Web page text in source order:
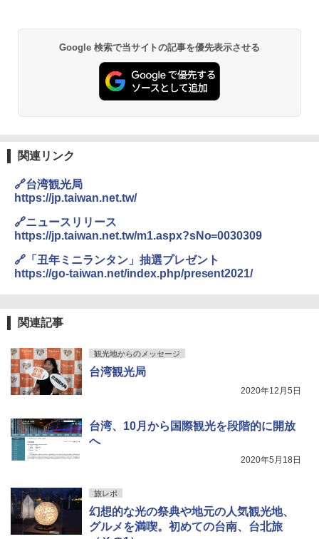
Google 検索で当サイトの記事を優先表示させる
関連リンク
🔗台湾観光局
https://jp.taiwan.net.tw/
🔗ニュースリリース
https://jp.taiwan.net.tw/m1.aspx?sNo=0030309
🔗「丑年ミニランタン」抽選プレゼント
https://go-taiwan.net/index.php/present2021/
関連記事
観光地からのメッセージ
台湾観光局
2020年12月5日
台湾、10月から国際観光を段階的に開放
へ
2020年5月18日
旅レポ
幻想的な光の祭典や地元の人気観光地、
グルメを満喫。初めての台南、台北旅